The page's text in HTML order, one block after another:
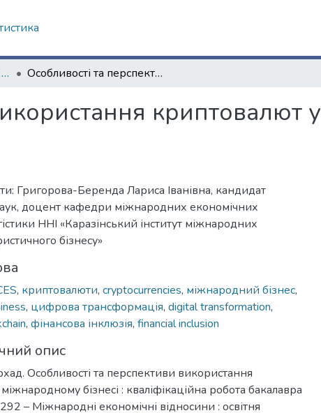
Кваліфікаційні випускні роботи бакалаврів. Навчально-науковий інститут "Каразінський інститут міжнародних відносин та туристичного бізнесу" Особливості та перспективи використання криптовалют у міжнародному бізнесі
криптовалют у
Григорова-Беренда Лариса Іванівна, кандидат
доцент кафедри міжнародних економічних
ННІ «Каразінський інститут міжнародних
бізнесу»
, криптовалюти, cryptocurrencies, міжнародний бізнес,
, цифрова трансформація, digital transformation,
, фінансова інклюзія, financial inclusion
опис
Особливості та перспективи використання
бізнесі : кваліфікаційна робота бакалавра
292 – Міжнародні економічні відносини : освітня